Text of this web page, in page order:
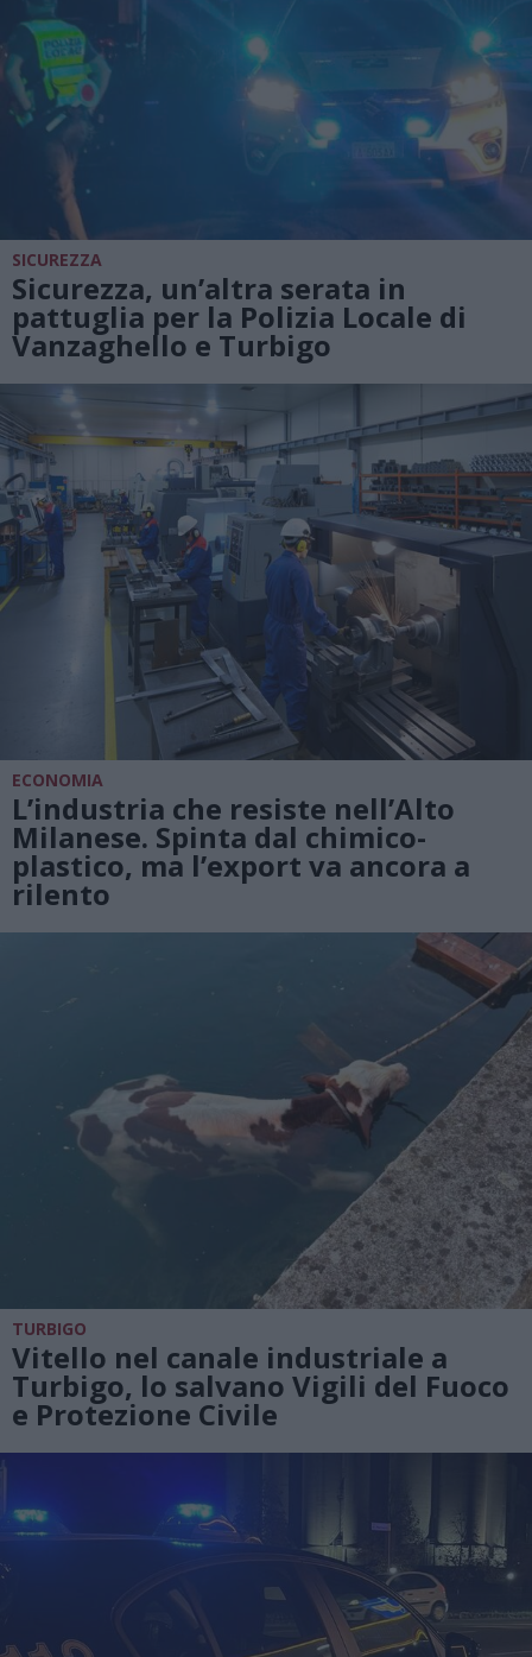
SICUREZZA
Sicurezza, un’altra serata in
pattuglia per la Polizia Locale di
Vanzaghello e Turbigo
ECONOMIA
L’industria che resiste nell’Alto
Milanese. Spinta dal chimico-
plastico, ma l’export va ancora a
rilento
TURBIGO
Vitello nel canale industriale a
Turbigo, lo salvano Vigili del Fuoco
e Protezione Civile